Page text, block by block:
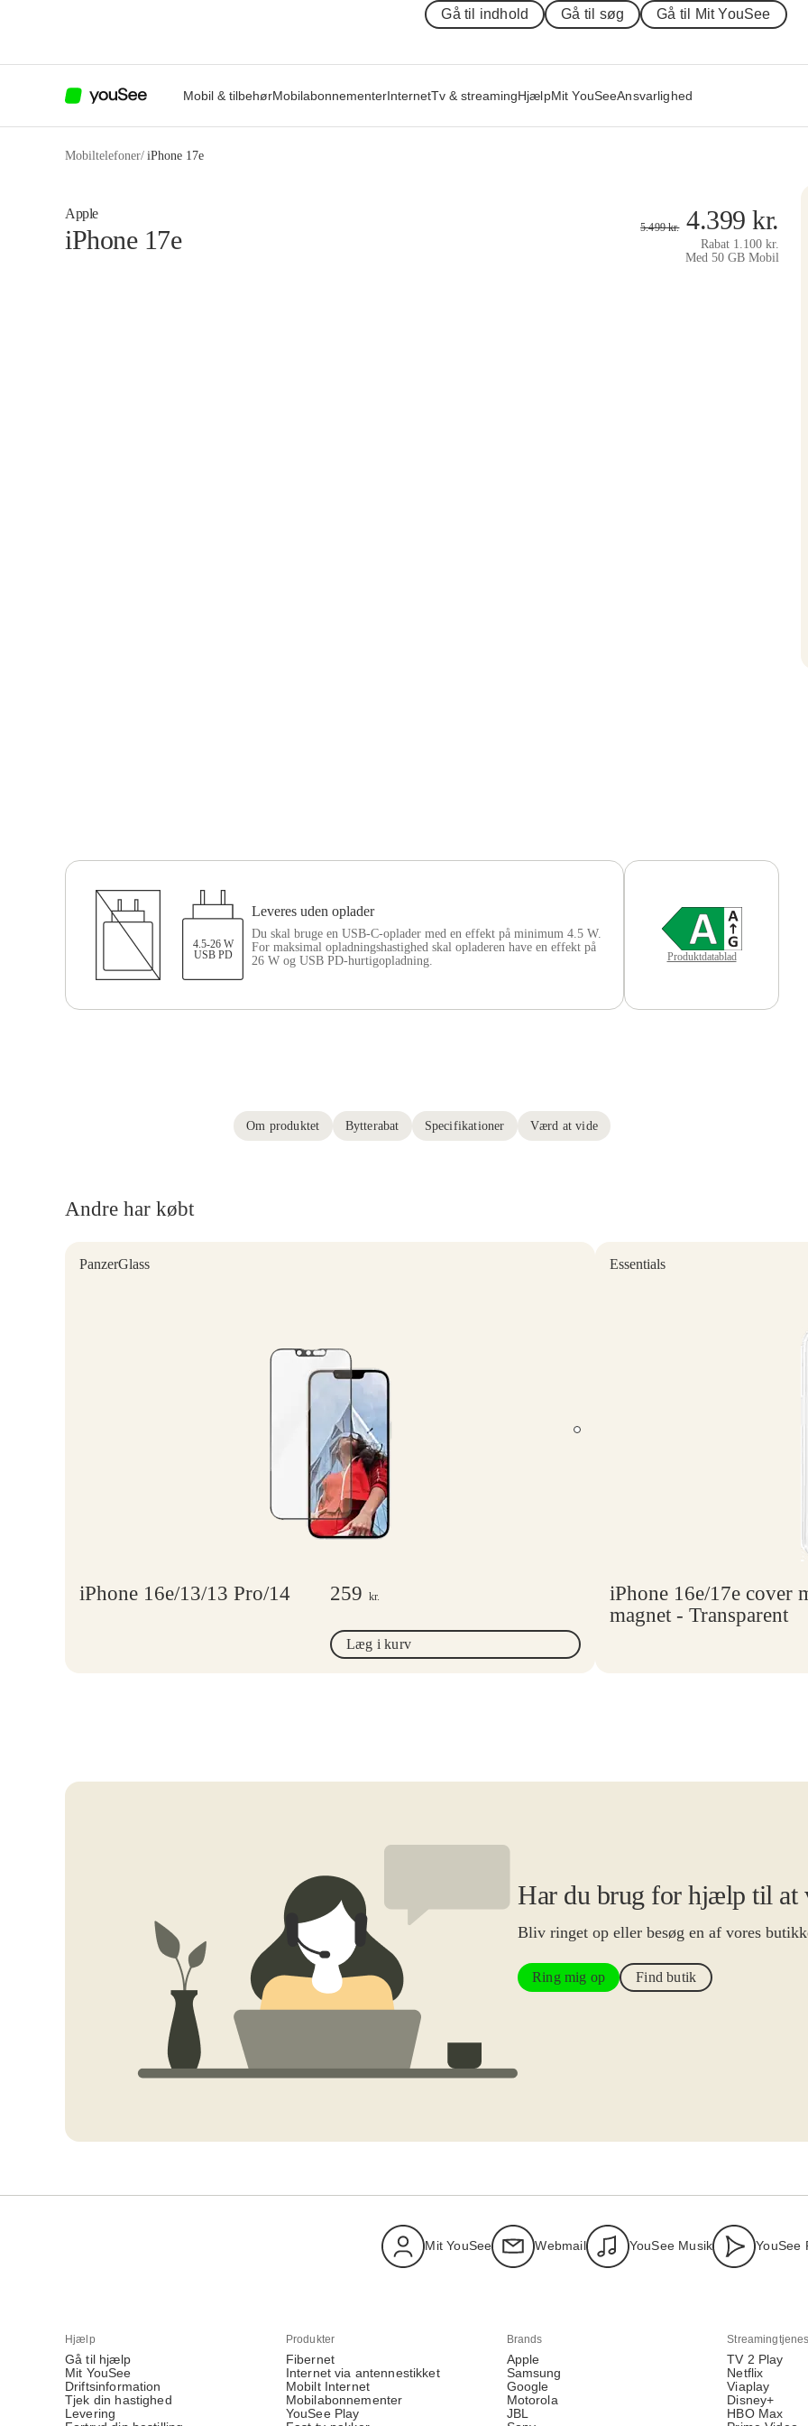
Gå til indhold Gå til søg Gå til Mit YouSee
Mobil & tilbehørMobilabonnementerInternetTv & streamingHjælpMit YouSeeAnsvarlighed
Mobiltelefoner/ iPhone 17e
Apple
iPhone 17e 5.499kr. 4.399kr.
Rabat 1.100 kr.
Med 50 GB Mobil
4.5-26 W
USB PD
Leveres uden oplader
Du skal bruge en USB-C-oplader med en effekt på minimum 4.5 W.
For maksimal opladningshastighed skal opladeren have en effekt på
26 W og USB PD-hurtigopladning.
Produktdatablad
Om produktet Bytterabat Specifikationer Værd at vide
Andre har købt
PanzerGlass
iPhone 16e/13/13 Pro/14 259 kr.
Læg i kurv
Essentials
iPhone 16e/17e cover
magnet - Transparent
Har du brug for hjælp til at
Bliv ringet op eller besøg en af vores
Ring mig op Find butik
Mit YouSee Webmail YouSee Musik YouSee
Hjælp
Gå til hjælp
Mit YouSee
Driftsinformation
Tjek din hastighed
Levering
Produkter
Fibernet
Internet via antennestikket
Mobilt Internet
Mobilabonnementer
YouSee Play
Brands
Apple
Samsung
Google
Motorola
JBL
TV 2 Play
Netflix
Viaplay
Disney+
HBO Max